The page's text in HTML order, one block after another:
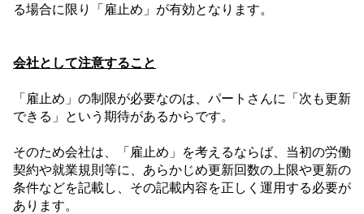
る場合に限り「雇止め」が有効となります。
会社として注意すること
「雇止め」の制限が必要なのは、パートさんに「次も更新
できる」という期待があるからです。
そのため会社は、「雇止め」を考えるならば、当初の労働
契約や就業規則等に、あらかじめ更新回数の上限や更新の
条件などを記載し、その記載内容を正しく運用する必要が
あります。